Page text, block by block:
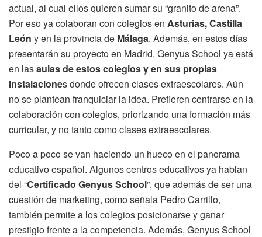
actual, al cual ellos quieren sumar su “granito de arena”.
Por eso ya colaboran con colegios en Asturias, Castilla
León y en la provincia de Málaga. Además, en estos días
presentarán su proyecto en Madrid. Genyus School ya está
en lasaulas de estos colegios y en sus propias
instalaciones donde ofrecen clases extraescolares. Aún
no se plantean franquiciar la idea. Prefieren centrarse en la
colaboración con colegios, priorizando una formación más
curricular, y no tanto como clases extraescolares.
Poco a poco se van haciendo un hueco en el panorama
educativo español. Algunos centros educativos ya hablan
del “Certificado Genyus School”, que además de ser una
cuestión de marketing, como señala Pedro Carrillo,
también permite a los colegios posicionarse y ganar
prestigio frente a la competencia. Además, Genyus School